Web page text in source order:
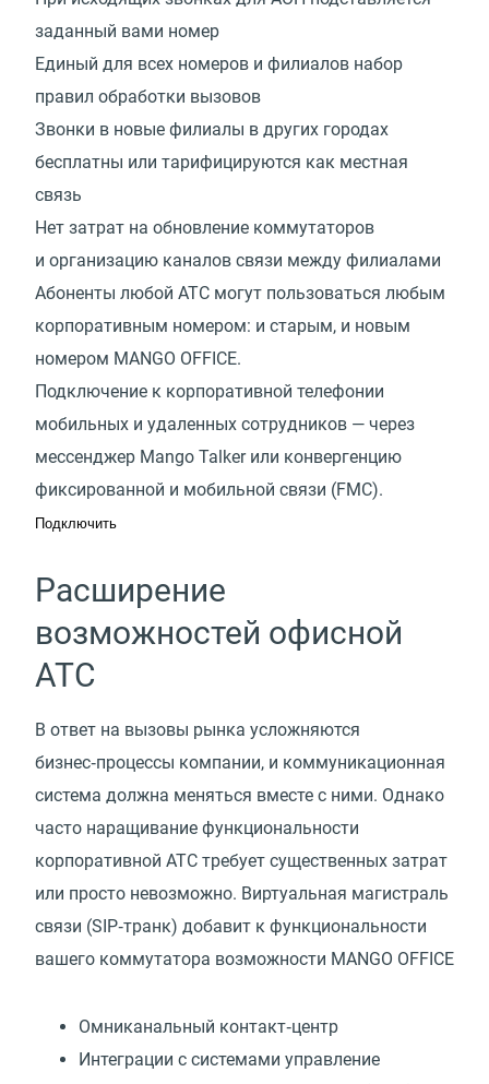
заданный вами номер
Единый для всех номеров и филиалов набор
правил обработки вызовов
Звонки в новые филиалы в других городах
бесплатны или тарифицируются как местная
связь
Нет затрат на обновление коммутаторов
и организацию каналов связи между филиалами
Абоненты любой АТС могут пользоваться любым
корпоративным номером: и старым, и новым
номером MANGO OFFICE.
Подключение к корпоративной телефонии
мобильных и удаленных сотрудников — через
мессенджер Mango Talker или конвергенцию
фиксированной и мобильной связи (FMC).
Подключить
Расширение
возможностей офисной
АТС
В ответ на вызовы рынка усложняются
бизнес‑процессы компании, и коммуникационная
система должна меняться вместе с ними. Однако
часто наращивание функциональности
корпоративной АТС требует существенных затрат
или просто невозможно. Виртуальная магистраль
связи (SIP‑транк) добавит к функциональности
вашего коммутатора возможности MANGO OFFICE
Омниканальный контакт‑центр
Интеграции с системами управление